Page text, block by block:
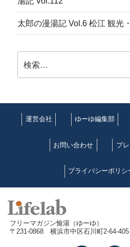
太郎の漫湯記 Vol.6 松江 観光
索:
運営会社 ゆーゆ編集部
お問い合わせ プ
プライバシーポリシ
フリーマガジン愉湯（ゆーゆ）
〒231-0868 横浜市中区石川町2-64-405